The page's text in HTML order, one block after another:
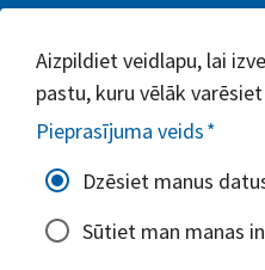
Aizpildiet veidlapu, lai
pastu, kuru vēlāk
Pieprasījuma veids*
Dzēsiet manus
Sūtiet man manas